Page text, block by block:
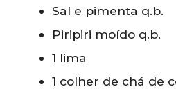
Sal e pimenta q.b.
Piripiri moído q.b.
1 lima
1 colher de chá de